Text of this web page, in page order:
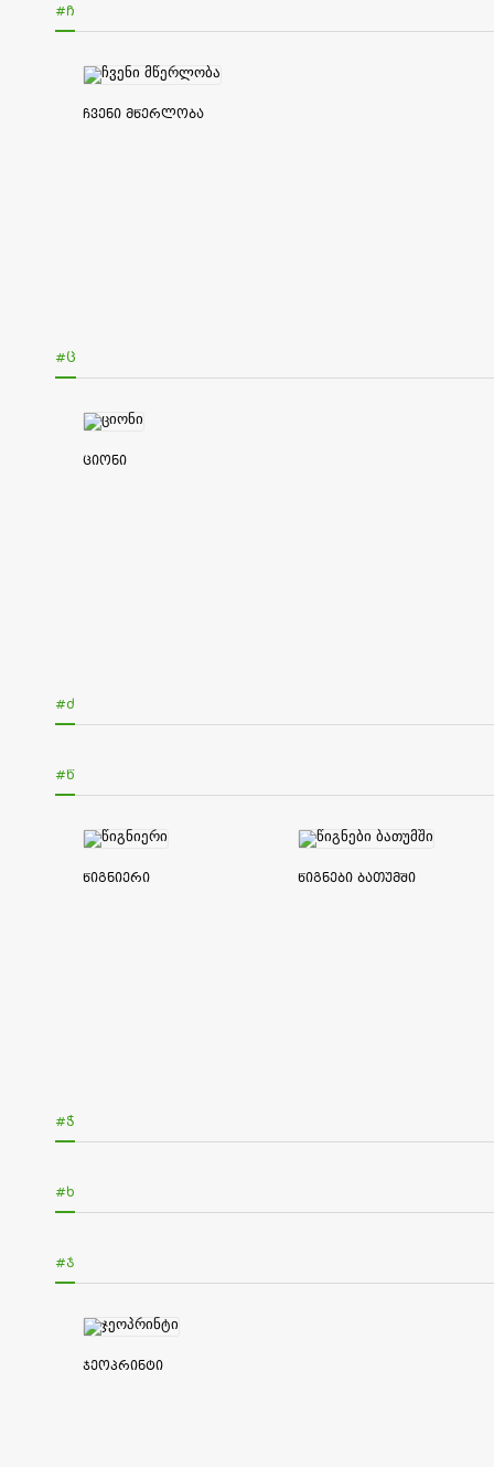
#Ჩ
ჩვენი მწერლობა
#Ც
ციონი
#Ძ
#Წ
წიგნიერი წიგნები ბათუმში
#Ჭ
#Ხ
#Ჯ
ჯეოპრინტი